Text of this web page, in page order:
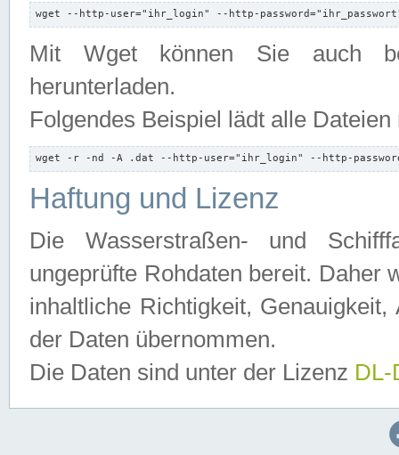
wget --http-user="ihr_login" --http-
Mit Wget können Sie auch
herunterladen.
Folgendes Beispiel lädt alle
wget -r -nd -A .dat --http-user="ihr_login" --http-
Haftung und Lizenz
Die Wasserstraßen- und
ungeprüfte Rohdaten bereit. Daher
inhaltliche Richtigkeit,
der Daten übernommen.
Die Daten sind unter der Lizenz